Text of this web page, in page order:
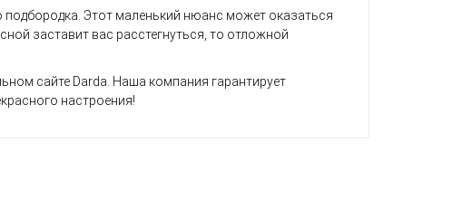
Этот маленький нюанс может оказаться
заставит вас расстегнуться, то отложной
сайте Darda. Наша компания гарантирует
настроения!